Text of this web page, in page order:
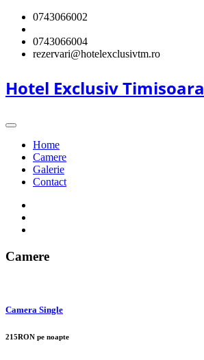
0743066002
0743066004
rezervari@hotelexclusivtm.ro
Hotel Exclusiv Timisoara
Home
Camere
Galerie
Contact
Camere
Camera Single
215RON pe noapte